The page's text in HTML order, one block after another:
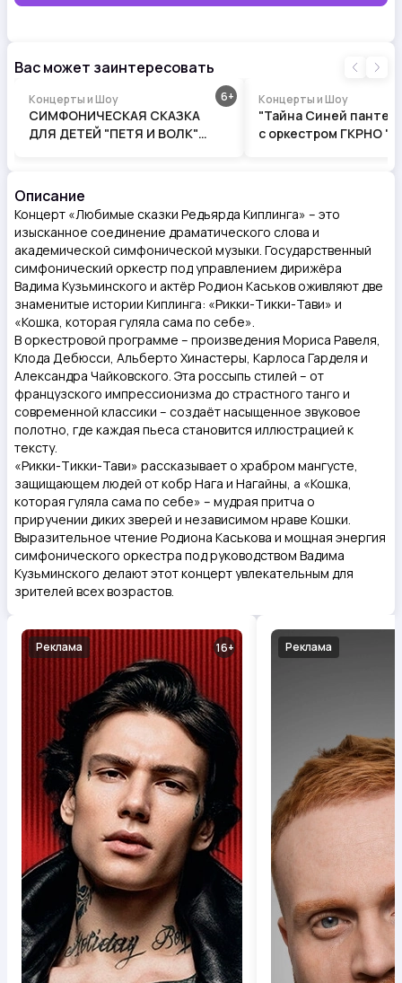
Вас может заинтересовать
6
Концерты и Шоу
СИМФОНИЧЕСКАЯ СКАЗКА
ДЛЯ ДЕТЕЙ "ПЕТЯ И ВОЛК"
Концерты и Шоу
"Тайна Синей пантеры"
с оркестром ГКРНО
Описание
Концерт «Любимые сказки Редьярда Киплинга» – это
изысканное соединение драматического слова и
академической симфонической музыки. Государственный
симфонический оркестр под управлением дирижёра
Вадима Кузьминского и актёр Родион Каськов оживляют две
знаменитые истории Киплинга: «Рикки-Тикки-Тави» и
«Кошка, которая гуляла сама по себе».
В оркестровой программе – произведения Мориса Равеля,
Клода Дебюсси, Альберто Хинастеры, Карлоса Гарделя и
Александра Чайковского. Эта россыпь стилей – от
французского импрессионизма до страстного танго и
современной классики – создаёт насыщенное звуковое
полотно, где каждая пьеса становится иллюстрацией к
тексту.
«Рикки-Тикки-Тави» рассказывает о храбром мангусте,
защищающем людей от кобр Нага и Нагайны, а «Кошка,
которая гуляла сама по себе» – мудрая притча о
приручении диких зверей и независимом нраве Кошки.
Выразительное чтение Родиона Каськова и мощная энергия
симфонического оркестра под руководством Вадима
Кузьминского делают этот концерт увлекательным для
зрителей всех возрастов.
16
Реклама Реклама